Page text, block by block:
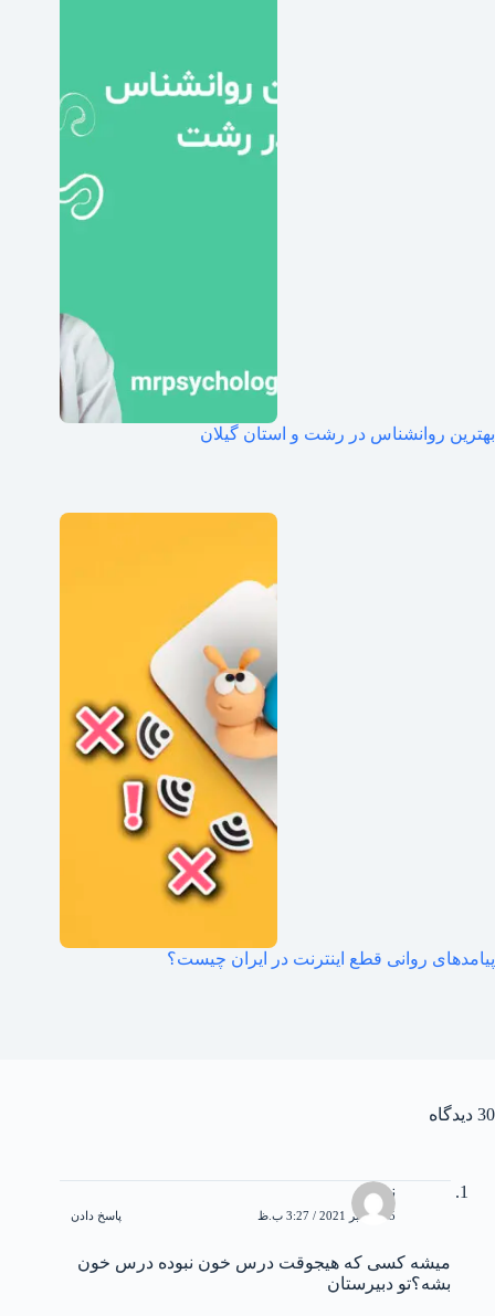
بهترین روانشناس در رشت و استان گیلان
پیامدهای روانی قطع اینترنت در ایران چیست؟
30 دیدگاه
نیکا
25 نوامبر 2021 / 3:27 ب.ظ پاسخ دادن
میشه کسی که هیجوقت درس خون نبوده درس خون
بشه؟تو دبیرستان